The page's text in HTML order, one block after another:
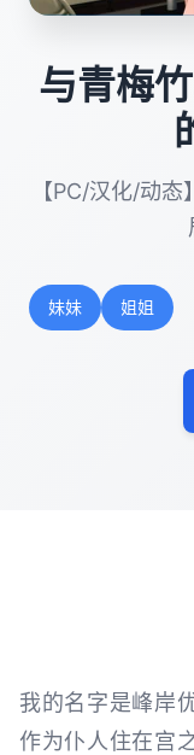
与青梅
【PC/汉化/动
妹妹 姐姐
我的名字是峰岸
作为仆人住在宫